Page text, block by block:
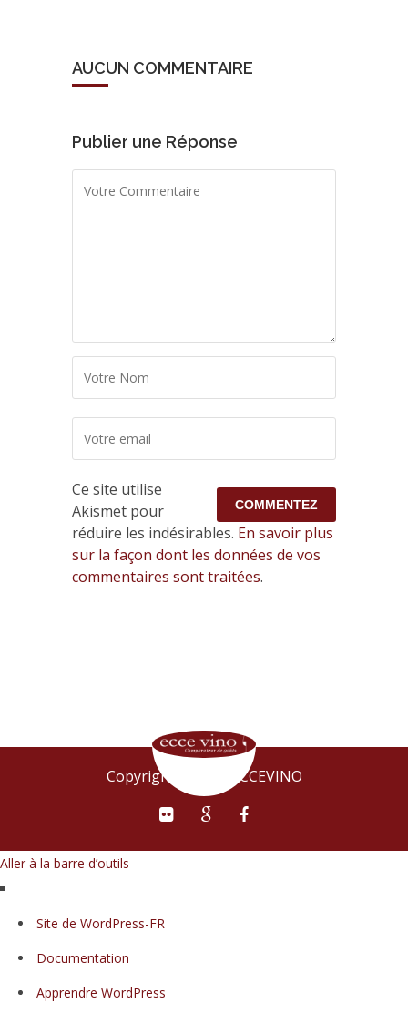
AUCUN COMMENTAIRE
Publier une Réponse
Ce site utilise
Akismet pour
réduire les indésirables. En savoir plus
sur la façon dont les données de vos
commentaires sont traitées.
Copyright © 2015 ECCEVINO
Aller à la barre d’outils
WordPress
Site de WordPress-FR
Documentation
Apprendre WordPress